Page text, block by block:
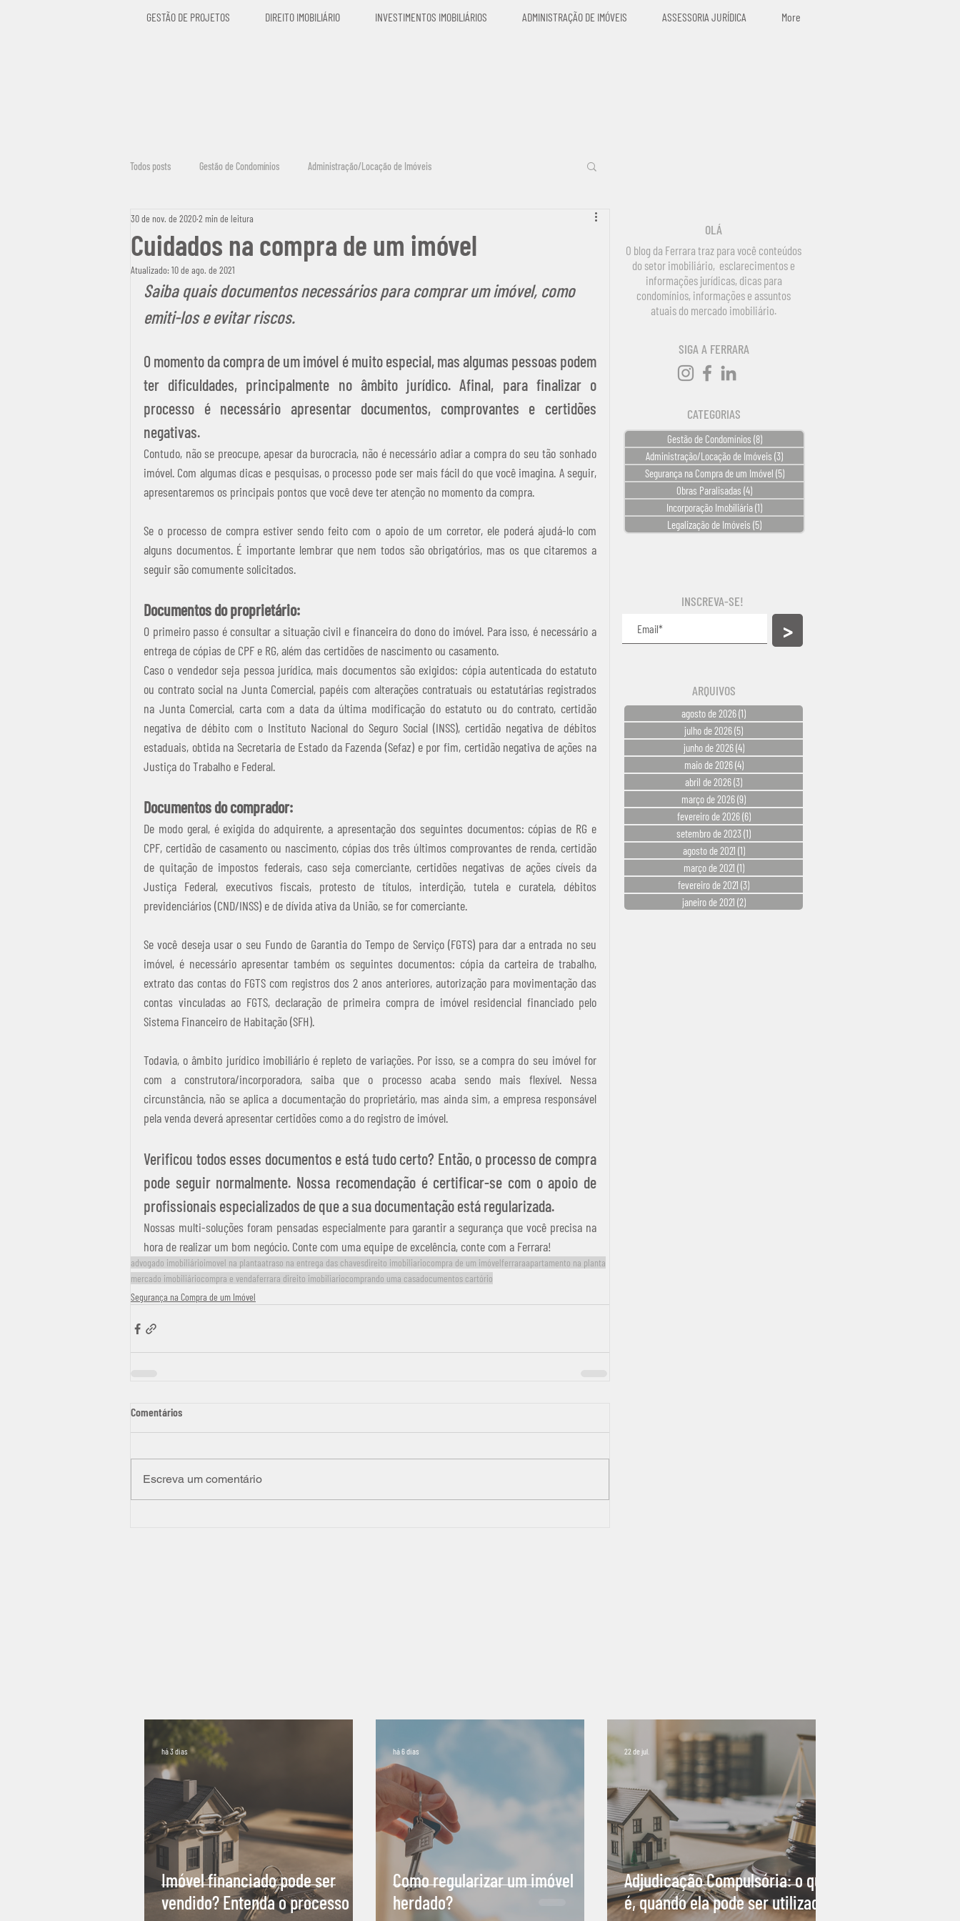
GESTÃO DE PROJETOS DIREITO IMOBILIÁRIO INVESTIMENTOS IMOBILIÁRIOS ADMINISTRAÇÃO DE IMÓVEIS ASSESSORIA JURÍDICA More
Todos posts Gestão de Condomínios Administração/Locação de Imóveis
Segurança na Compra de um Imóvel
Cuidados na compra de um imóvel
30 de nov. de 20202 min de leitura
Atualizado: 10 de ago. de 2021
Saiba quais documentos necessários para comprar um imóvel, como
emiti-los e evitar riscos.
O momento da compra de um imóvel é muito especial, mas algumas pessoas podem
ter dificuldades, principalmente no âmbito jurídico. Afinal, para finalizar o
processo é necessário apresentar documentos, comprovantes e certidões
negativas.
Contudo, não se preocupe, apesar da burocracia, não é necessário adiar a compra do seu tão sonhado
imóvel. Com algumas dicas e pesquisas, o processo pode ser mais fácil do que você imagina. A seguir,
apresentaremos os principais pontos que você deve ter atenção no momento da compra.
Se o processo de compra estiver sendo feito com o apoio de um corretor, ele poderá ajudá-lo com
alguns documentos. É importante lembrar que nem todos são obrigatórios, mas os que citaremos a
seguir são comumente solicitados.
Documentos do proprietário:
O primeiro passo é consultar a situação civil e financeira do dono do imóvel. Para isso, é necessário a
entrega de cópias de CPF e RG, além das certidões de nascimento ou casamento.
Caso o vendedor seja pessoa jurídica, mais documentos são exigidos: cópia autenticada do estatuto
ou contrato social na Junta Comercial, papéis com alterações contratuais ou estatutárias registrados
na Junta Comercial, carta com a data da última modificação do estatuto ou do contrato, certidão
negativa de débito com o Instituto Nacional do Seguro Social (INSS), certidão negativa de débitos
estaduais, obtida na Secretaria de Estado da Fazenda (Sefaz) e por fim, certidão negativa de ações na
Justiça do Trabalho e Federal.
Documentos do comprador:
De modo geral, é exigida do adquirente, a apresentação dos seguintes documentos: cópias de RG e
CPF, certidão de casamento ou nascimento, cópias dos três últimos comprovantes de renda, certidão
de quitação de impostos federais, caso seja comerciante, certidões negativas de ações cíveis da
Justiça Federal, executivos fiscais, protesto de títulos, interdição, tutela e curatela, débitos
previdenciários (CND/INSS) e de dívida ativa da União, se for comerciante.
Se você deseja usar o seu Fundo de Garantia do Tempo de Serviço (FGTS) para dar a entrada no seu
imóvel, é necessário apresentar também os seguintes documentos: cópia da carteira de trabalho,
extrato das contas do FGTS com registros dos 2 anos anteriores, autorização para movimentação das
contas vinculadas ao FGTS, declaração de primeira compra de imóvel residencial financiado pelo
Sistema Financeiro de Habitação (SFH).
Todavia, o âmbito jurídico imobiliário é repleto de variações. Por isso, se a compra do seu imóvel for
com a construtora/incorporadora, saiba que o processo acaba sendo mais flexível. Nessa
circunstância, não se aplica a documentação do proprietário, mas ainda sim, a empresa responsável
pela venda deverá apresentar certidões como a do registro de imóvel.
Verificou todos esses documentos e está tudo certo? Então, o processo de compra
pode seguir normalmente. Nossa recomendação é certificar-se com o apoio de
profissionais especializados de que a sua documentação está regularizada.
Nossas multi-soluções foram pensadas especialmente para garantir a segurança que você precisa na
hora de realizar um bom negócio. Conte com uma equipe de excelência, conte com a Ferrara!
advogado imobiliárioimovel na plantaatraso na entrega das chavesdireito imobiliariocompra de um imóvelferraraapartamento na planta
mercado imobiliáriocompra e vendaferrara direito imobiliariocomprando uma casadocumentos cartório
Segurança na Compra de um Imóvel
Comentários
Escreva um comentário
INSCREVA-SE!
>
OLÁ
O blog da Ferrara traz para você conteúdos
do setor imobiliário, esclarecimentos e
informações jurídicas, dicas para
condomínios, informações e assuntos
atuais do mercado imobiliário.
SIGA A FERRARA
Gestão de Condomínios (8)8 posts
Administração/Locação de Imóveis (3)
Segurança na Compra de um Imóvel (5)5 posts
Obras Paralisadas (4)
Incorporação Imobiliária(1)
Legalização de Imóveis (5)
CATEGORIAS
ARQUIVOS
agosto de 2026(1)
julho de 2026(5)
junho de 2026(4)4 posts
maio de 2026(4)4 posts
abril de 2026(3)
março de 2026(9)
fevereiro de 2026(6)6 posts
setembro de 2023(1)
agosto de 2021 (1)1 post
março de 2021 (1)1 post
fevereiro de 2021 (3)
janeiro de 2021 (2)2 posts
Imóvel financiado pode ser
vendido? Entenda o processo
há 3 dias
Como regularizar um imóvel
herdado?
há 6 dias
Adjudicação Compulsória: o que
é, quando ela pode ser utilizada
22 de jul.